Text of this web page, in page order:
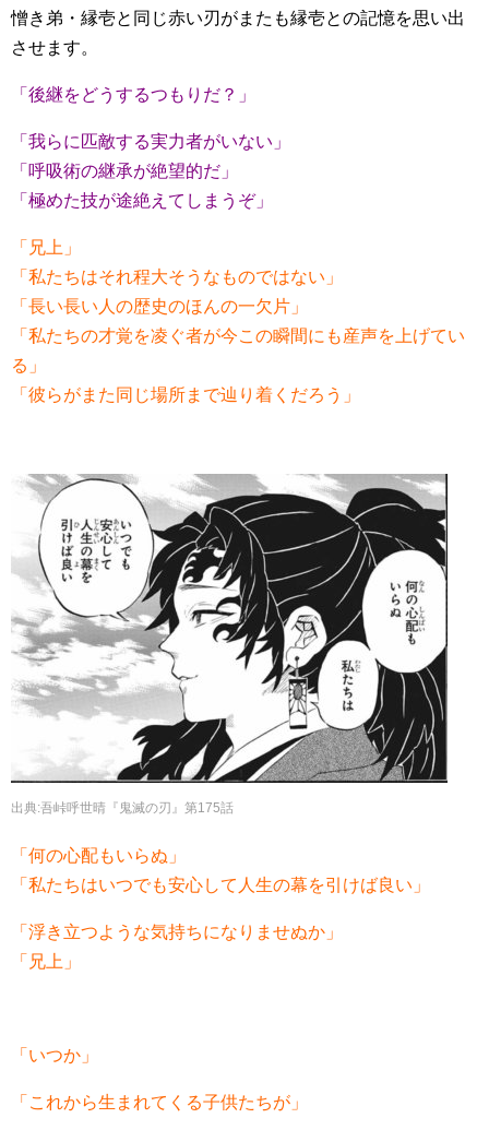
憎き弟・縁壱と同じ赤い刃がまたも縁壱との記憶を思い出
させます。
「後継をどうするつもりだ？」
「我らに匹敵する実力者がいない」
「呼吸術の継承が絶望的だ」
「極めた技が途絶えてしまうぞ」
「兄上」
「私たちはそれ程大そうなものではない」
「長い長い人の歴史のほんの一欠片」
「私たちの才覚を凌ぐ者が今この瞬間にも産声を上げてい
る」
「彼らがまた同じ場所まで辿り着くだろう」
出典:吾峠呼世晴『鬼滅の刃』第175話
「何の心配もいらぬ」
「私たちはいつでも安心して人生の幕を引けば良い」
「浮き立つような気持ちになりませぬか」
「兄上」
「いつか」
「これから生まれてくる子供たちが」